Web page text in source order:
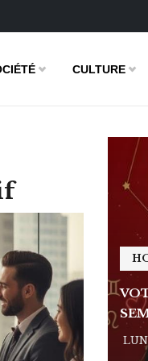
CULTURE
DE LA
- 11:09